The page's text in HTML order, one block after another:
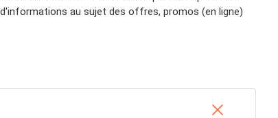
au sujet des offres, promos (en ligne)